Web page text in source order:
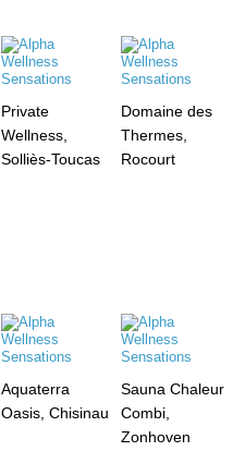
Private
Wellness,
Solliès-Toucas
Domaine des
Thermes,
Rocourt
Aquaterra
Oasis, Chisinau
Sauna Chaleur
Combi,
Zonhoven